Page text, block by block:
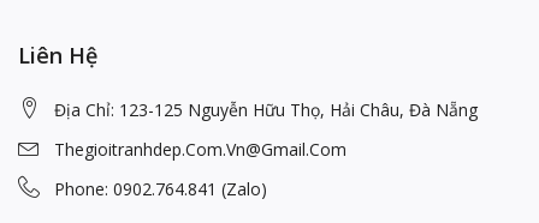
Liên Hệ
Địa Chỉ: 123-125 Nguyễn Hữu Thọ, Hải Châu, Đà Nẵng
Thegioitranhdep.com.vn@gmail.com
Phone: 0902.764.841 (Zalo)